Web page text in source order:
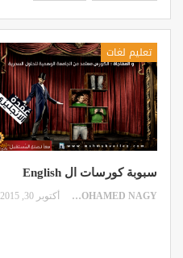
تعليم لغات
سبوبة كورسات ال English
MOHAMED NAGY أكتوبر 30, 2015